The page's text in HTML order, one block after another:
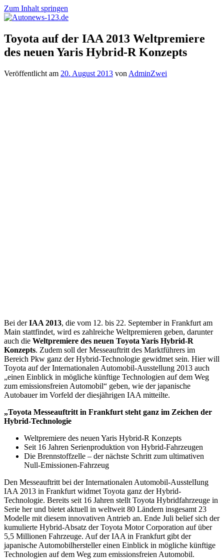
Zum Inhalt springen
Autonews-
123.de
Autonews
mit
Charme
Toyota auf der IAA 2013 Weltpremiere
des neuen Yaris Hybrid-R Konzepts
Veröffentlicht am 20. August 2013 von AdminZwei
Bei derIAA 2013, die vom 12. bis 22. September in Frankfurt am
Main stattfindet, wird es zahlreiche Weltpremieren geben, darunter
auch die Weltpremiere des neuen Toyota Yaris Hybrid-R
Konzepts. Zudem soll der Messeauftritt des Marktführers im
Bereich Pkw ganz der Hybrid-Technologie gewidmet sein. Hier will
Toyota auf der Internationalen Automobil-Ausstellung 2013 auch
„einen Einblick in mögliche künftige Technologien auf dem Weg
zum emissionsfreien Automobil“ geben, wie der japanische
Autobauer im Vorfeld der diesjährigen IAA mitteilte.
„Toyota Messeauftritt in Frankfurt steht ganz im Zeichen der
Hybrid-Technologie
Weltpremiere des neuen Yaris Hybrid-R Konzepts
Seit 16 Jahren Serienproduktion von Hybrid-Fahrzeugen
Die Brennstoffzelle – der nächste Schritt zum ultimativen
Null-Emissionen-Fahrzeug
Den Messeauftritt bei der Internationalen Automobil-AusstelIung
IAA 2013 in Frankfurt widmet Toyota ganz der Hybrid-
Technologie. Bereits seit 16 Jahren stellt Toyota Hybridfahrzeuge in
Serie her und bietet aktuell in weltweit 80 Ländern insgesamt 23
Modelle mit diesem innovativen Antrieb an. Ende Juli belief sich der
kumulierte Hybrid-Absatz der Toyota Motor Corporation auf über
5,5 Millionen Fahrzeuge. Auf der IAA in Frankfurt gibt der
japanische Automobilhersteller einen Einblick in mögliche künftige
Technologien auf dem Weg zum emissionsfreien Automobil.